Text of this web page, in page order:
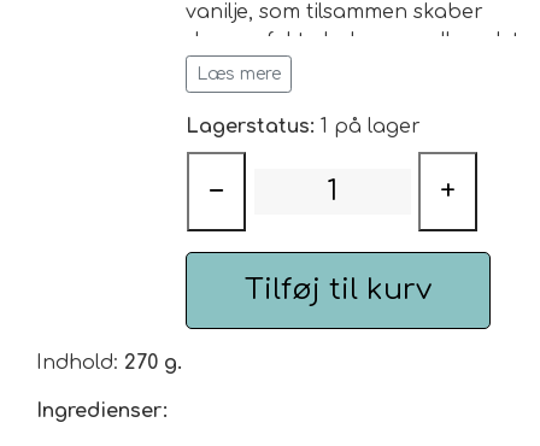
Hvid Te
Rooibush
Urte & Frugt teer
vanilje, som tilsammen skaber
den perfekte balance mellem det
søde, syrlige og salte.
Læs mere
Lagerstatus: 1 på lager
− +
Tilføj til kurv
Indhold: 270 g.
Ingredienser: